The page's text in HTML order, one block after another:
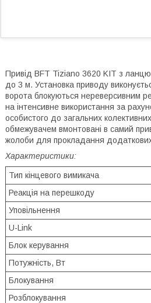
Привід BFT Tiziano 3620 KIT з
до 3 м. Установка приводу
ворота блокуються нереверсивним
на інтенсивне використання за
особистого до загальних
обмежувачем вмонтовані в самий
жолоби для прокладання додаткових
Характеристики:
Тип кінцевого вимикача
Реакція на перешкоду
Уповільнення
U-Link
Блок керування
Потужність, Вт
Блокування
Розблокування